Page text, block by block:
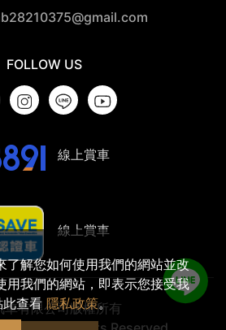
FOLLOW US
線上賞車
線上賞車
車有限公司版權所有
解您如何使用我們的網站並改
用我們的網站，即表示您接受我
此查看隱私政策。